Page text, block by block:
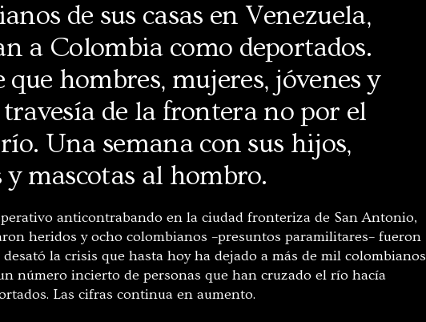
de sus casas en Venezuela,
a Colombia como deportados.
que hombres, mujeres, jóvenes y
de la frontera no por el
Una semana con sus hijos,
y mascotas al hombro.
anticontrabando en la ciudad fronteriza de San Antonio,
heridos y ocho colombianos –presuntos paramilitares– fueron
la crisis que hasta hoy ha dejado a más de mil colombianos
número incierto de personas que han cruzado el río hacía
Las cifras continua en aumento.